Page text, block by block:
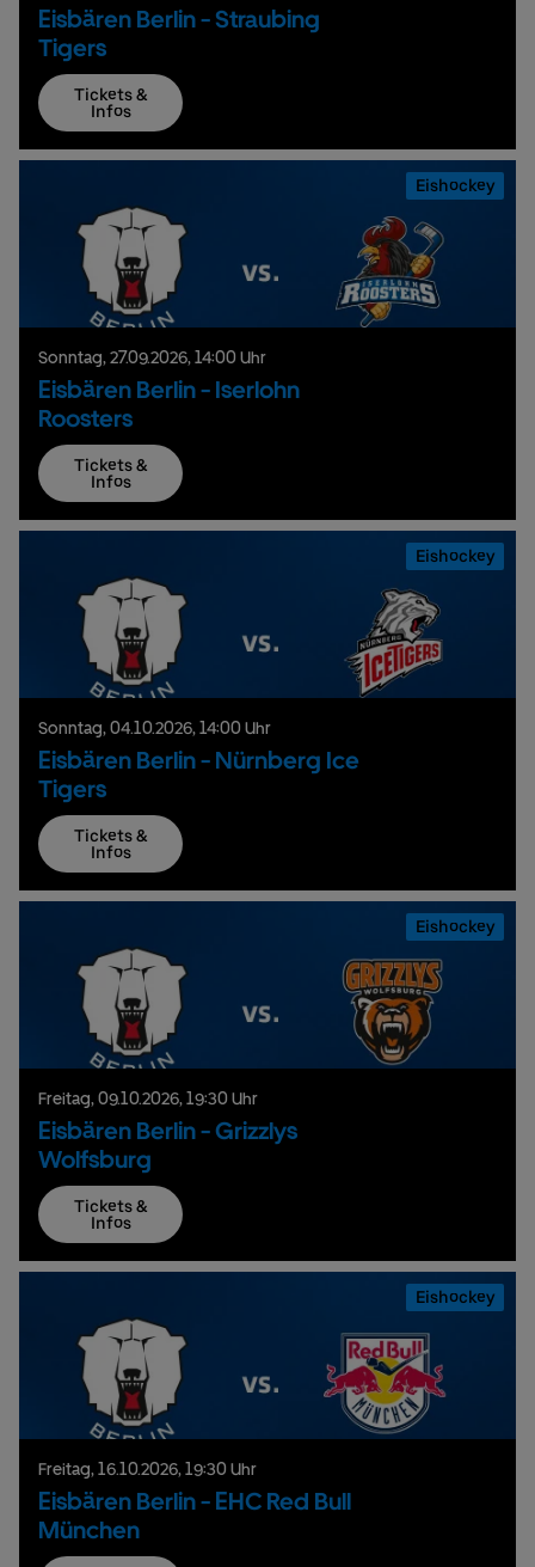
Eisbären Berlin - Straubing
Tigers
Tickets &
Infos
Eishockey
Sonntag, 27.09.2026, 14:00 Uhr
Eisbären Berlin - Iserlohn
Roosters
Tickets &
Infos
Eishockey
Sonntag, 04.10.2026, 14:00 Uhr
Eisbären Berlin - Nürnberg Ice
Tigers
Tickets &
Infos
Eishockey
Freitag, 09.10.2026, 19:30 Uhr
Eisbären Berlin - Grizzlys
Wolfsburg
Tickets &
Infos
Eishockey
Freitag, 16.10.2026, 19:30 Uhr
Eisbären Berlin - EHC Red Bull
München